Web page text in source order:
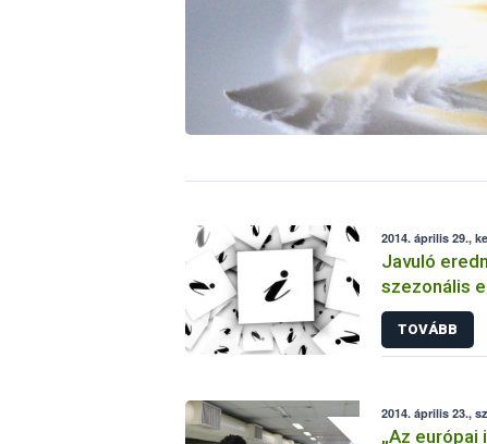
2014. április 29.,
Javuló
szezonális
TOVÁBB
2014. április 23.,
„Az európai